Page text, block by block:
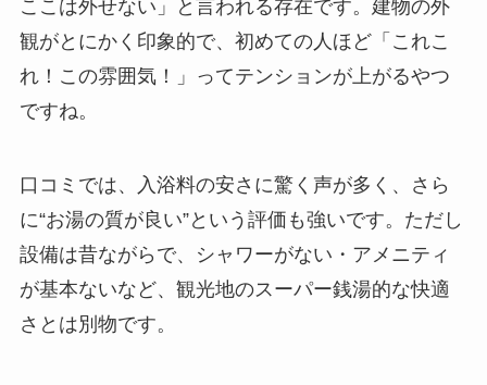
ここは外せない」と言われる存在です。建物の外
観がとにかく印象的で、初めての人ほど「これこ
れ！この雰囲気！」ってテンションが上がるやつ
ですね。
口コミでは、入浴料の安さに驚く声が多く、さら
に“お湯の質が良い”という評価も強いです。ただし
設備は昔ながらで、シャワーがない・アメニティ
が基本ないなど、観光地のスーパー銭湯的な快適
さとは別物です。